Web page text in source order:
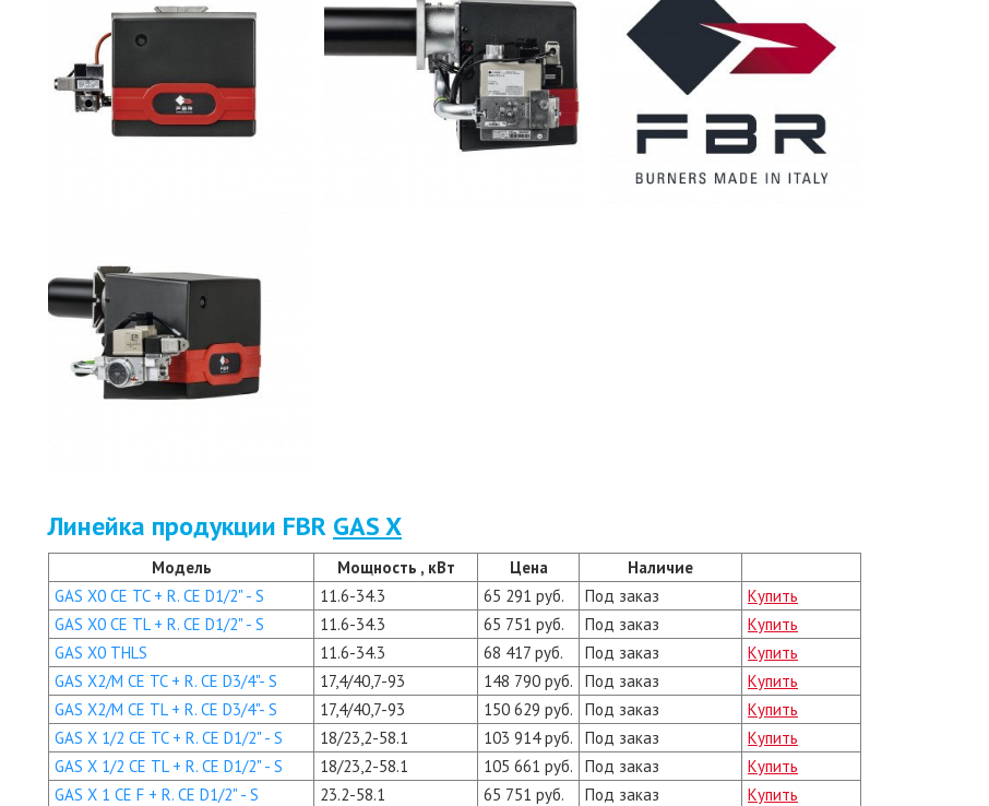
Линейка продукции FBR GAS X
Модель Мощность , кВт Цена
Наличие
GAS X0 CE TC + R. CE D1/2" - S
11.6-34.3 65 291 руб. Под заказ
Купить
GAS X0 CE TL + R. CE D1/2" - S
11.6-34.3 65 751 руб. Под заказ
Купить
GAS X0 THLS
11.6-34.3 68 417 руб. Под заказ
Купить
GAS X2/M CE TC + R. CE D3/4"- S
17,4/40,7-93 148 790 руб. Под заказ
Купить
GAS X2/M CE TL + R. CE D3/4"- S
17,4/40,7-93 150 629 руб. Под заказ
Купить
GAS X 1/2 CE TC + R. CE D1/2" - S
18/23,2-58.1 103 914 руб. Под заказ
Купить
GAS X 1/2 CE TL + R. CE D1/2" - S
18/23,2-58.1 105 661 руб. Под заказ
Купить
GAS X 1 CE F + R. CE D1/2" - S
23.2-58.1 65 751 руб. Под заказ
Купить